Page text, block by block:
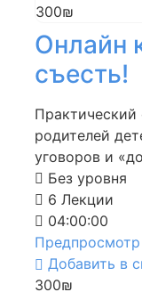
300₪
Онлайн
съесть!
Практический
родителей
уговоров и
Без уровня
6 Лекции
04:00:00
Предпросмотр
Добавить в
300₪